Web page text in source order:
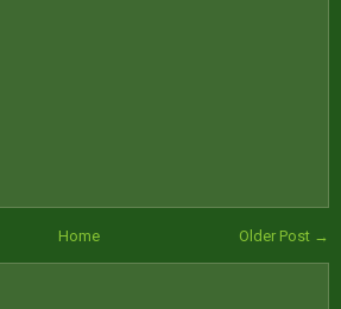
Older Post →
Home